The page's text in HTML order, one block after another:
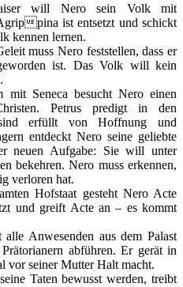
will Nero sein Volk mit
pina ist entsetzt und schickt
kennen lernen.
muss Nero feststellen, dass er
ist. Das Volk will kein
mit Seneca besucht Nero einen
Petrus predigt in den
erfüllt von Hoffnung und
entdeckt Nero seine geliebte
neuen Aufgabe: Sie will unter
bekehren. Nero muss erkennen,
verloren hat.
Hofstaat gesteht Nero Acte
und greift Acte an – es kommt
Anwesenden aus dem Palast
abführen. Er gerät in
vor seiner Mutter Halt macht.
Taten bewusst werden, treibt